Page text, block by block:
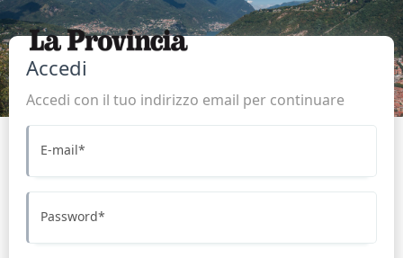
Accedi
Accedi con il tuo indirizzo email per continuare
E-mail*
Password*